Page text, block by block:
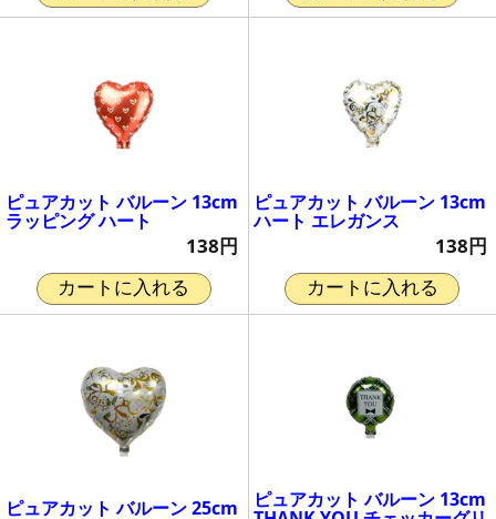
ピュアカット バルーン 13cm
ラッピング ハート
138円
カートに入れる
ピュアカット バルーン 13cm
ハート エレガンス
138円
カートに入れる
ピュアカット バルーン 25cm ピュアカット バルーン 13cm